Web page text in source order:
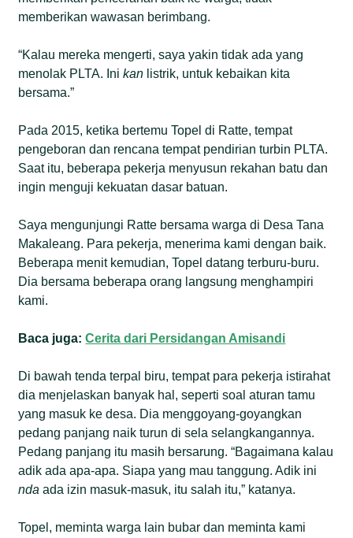
memberikan wawasan berimbang.
“Kalau mereka mengerti, saya yakin tidak ada yang
menolak PLTA. Inikan listrik, untuk kebaikan kita
bersama.”
Pada 2015, ketika bertemu Topel di Ratte, tempat
pengeboran dan rencana tempat pendirian turbin PLTA.
Saat itu, beberapa pekerja menyusun rekahan batu dan
ingin menguji kekuatan dasar batuan.
Saya mengunjungi Ratte bersama warga di Desa Tana
Makaleang. Para pekerja, menerima kami dengan baik.
Beberapa menit kemudian, Topel datang terburu-buru.
Dia bersama beberapa orang langsung menghampiri
kami.
Baca juga:Cerita dari Persidangan Amisandi
Di bawah tenda terpal biru, tempat para pekerja istirahat
dia menjelaskan banyak hal, seperti soal aturan tamu
yang masuk ke desa. Dia menggoyang-goyangkan
pedang panjang naik turun di sela selangkangannya.
Pedang panjang itu masih bersarung. “Bagaimana kalau
adik ada apa-apa. Siapa yang mau tanggung. Adik ini
ndaada izin masuk-masuk, itu salah itu,” katanya.
Topel, meminta warga lain bubar dan meminta kami